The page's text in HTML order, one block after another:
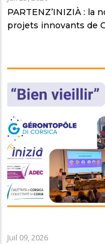
PARTENZ’INIZIÀ : la
projets innovants de
Juil 09, 2026